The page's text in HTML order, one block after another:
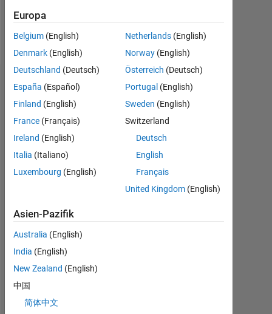
Follow
Dashboard
MATLAB Answers
BEITRÄGE L
0
1
Europa
Belgium (English)
Denmark (English)
Deutschland (Deutsch)
España (Español)
Finland (English)
France (Français)
Ireland (English)
Italia (Italiano)
Luxembourg (English)
Netherlands (English)
Norway (English)
Österreich (Deutsch)
Portugal (English)
Sweden (English)
Switzerland
Deutsch
English
Français
United Kingdom (English)
Asien-Pazifik
Australia (English)
India (English)
New Zealand (English)
中国
简体中文